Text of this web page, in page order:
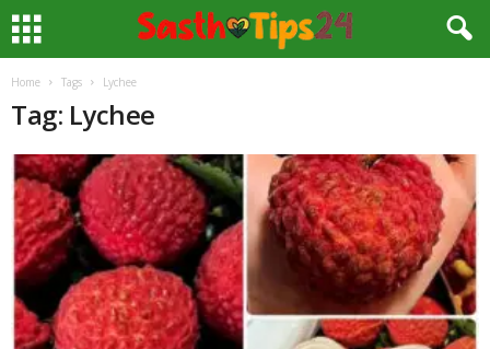
Home Tags Lychee
Tag: Lychee